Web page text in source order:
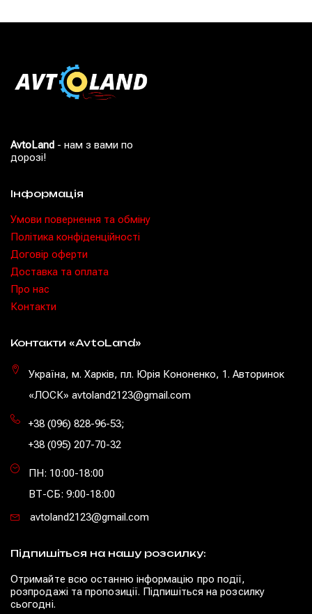
AvtoLand - нам з вами по
дорозі!
Інформація
Умови повернення та обміну
Політика конфіденційності
Договір оферти
Доставка та оплата
Про нас
Контакти
Контакти «AvtoLand»
Україна, м. Харків, пл. Юрія Кононенко, 1. Авторинок
«ЛОСК» avtoland2123@gmail.com
+38 (096) 828-96-53;
+38 (095) 207-70-32
ПН: 10:00-18:00
ВТ-СБ: 9:00-18:00
avtoland2123@gmail.com
Підпишіться на нашу розсилку:
Отримайте всю останню інформацію про події,
розпродажі та пропозиції. Підпишіться на розсилку
сьогодні.